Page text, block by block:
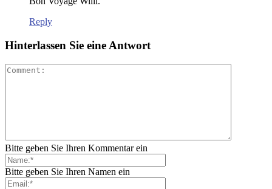
Reply
Hinterlassen Sie eine Antwort
Bitte geben Sie Ihren Kommentar ein
Bitte geben Sie Ihren Namen ein